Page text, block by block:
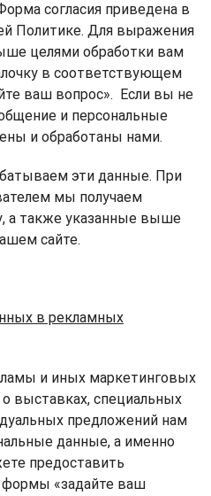
согласия приведена в
Политике. Для выражения
целями обработки вам
в соответствующем
ваш вопрос». Если вы не
и персональные
и обработаны нами.
эти данные. При
мы получаем
а также указанные выше
сайте.
в рекламных
и иных маркетинговых
выставках, специальных
предложений нам
данные, а именно
предоставить
формы «задайте ваш